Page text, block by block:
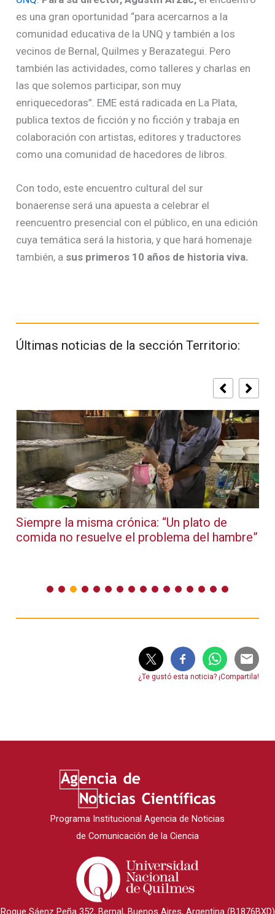
es una gran oportunidad “para acercarnos a la
comunidad educativa de la UNQ y también a los
vecinos de Bernal, Quilmes y Berazategui. Pero
también las actividades, como talleres y charlas en
las que solemos participar, son muy
enriquecedoras”. EME está radicada en La Plata,
publica textos de ficción y no ficción y trabaja en
colaboración con artistas, editores y traductores
como una comunidad de hacedores de libros.
Con todo, este encuentro cultural del sur
bonaerense será una apuesta a celebrar el
reencuentro presencial con el público, en una edición
cuya temática será la historia, y que hará homenaje
también, a sus primeros 10 años de historia viva.
Últimas noticias de la sección Territorio:
Siempre la misma crónica: “Un plato de
comida no resuelve el problema del hambre”
¿Te gustó esta noticia? ¡Compartila!
Programa Institucional Agencia de Noticias
de Comunicación de la Ciencia
Roque Sáenz Peña 352, Bernal, Buenos Aires, Argentina (B1876BXD)